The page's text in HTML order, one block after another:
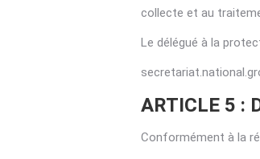
collecte et au
Le délégué à la
ARTICLE 5 :
Conformément à la